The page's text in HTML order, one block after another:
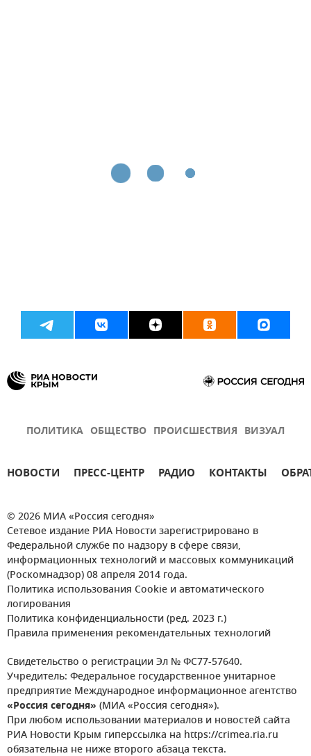
ПОЛИТИКА ОБЩЕСТВО ПРОИСШЕСТВИЯ ВИЗУАЛ
НОВОСТИ ПРЕСС-ЦЕНТР РАДИО КОНТАКТЫ
© 2026 МИА «Россия сегодня»
Сетевое издание РИА Новости зарегистрировано в
Федеральной службе по надзору в сфере связи,
информационных технологий и массовых коммуникаций
(Роскомнадзор) 08 апреля 2014 года.
Политика использования Cookie и автоматического
логирования
Политика конфиденциальности (ред. 2023 г.)
Правила применения рекомендательных технологий
Свидетельство о регистрации Эл № ФС77-57640.
Учредитель: Федеральное государственное унитарное
предприятие Международное информационное агентство
«Россия сегодня» (МИА «Россия сегодня»).
При любом использовании материалов и новостей сайта
РИА Новости Крым гиперссылка на https://crimea.ria.ru
обязательна не ниже второго абзаца текста.